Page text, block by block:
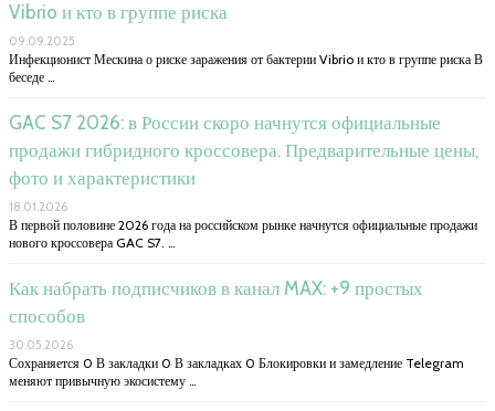
Vibrio и кто в группе риска
09.09.2025
Инфекционист Мескина о риске заражения от бактерии Vibrio и кто в группе риска В
беседе …
GAC S7 2026: в России скоро начнутся официальные
продажи гибридного кроссовера. Предварительные цены,
фото и характеристики
18.01.2026
В первой половине 2026 года на российском рынке начнутся официальные продажи
нового кроссовера GAC S7. …
Как набрать подписчиков в канал MAX: +9 простых
способов
30.05.2026
Сохраняется 0 В закладки 0 В закладках 0 Блокировки и замедление Telegram
меняют привычную экосистему …